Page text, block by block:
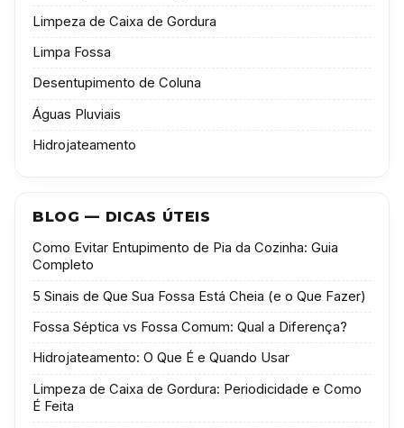
Limpeza de Caixa de Gordura
Limpa Fossa
Desentupimento de Coluna
Águas Pluviais
Hidrojateamento
BLOG — DICAS ÚTEIS
Como Evitar Entupimento de Pia da Cozinha: Guia
Completo
5 Sinais de Que Sua Fossa Está Cheia (e o Que Fazer)
Fossa Séptica vs Fossa Comum: Qual a Diferença?
Hidrojateamento: O Que É e Quando Usar
Limpeza de Caixa de Gordura: Periodicidade e Como
É Feita